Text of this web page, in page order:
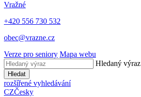
Vražné
+420 556 730 532
obec@vrazne.cz
Verze pro seniory Mapa webu
Hledaný výraz
Hledat
rozšířené vyhledávání
CZČesky